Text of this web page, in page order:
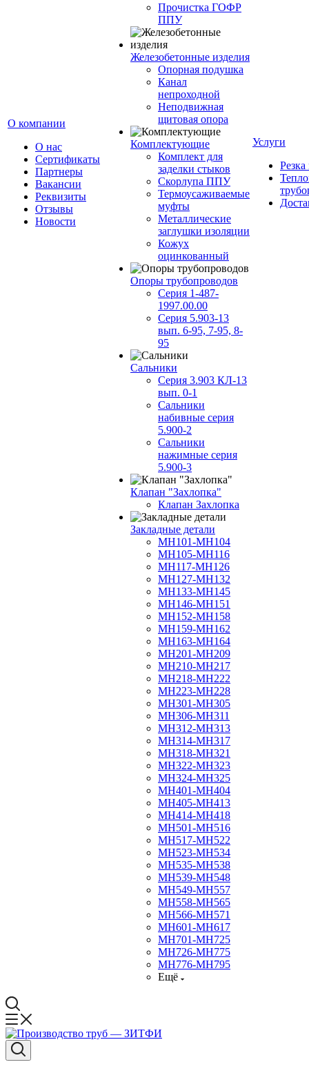
О компании
О нас
Сертификаты
Партнеры
Вакансии
Реквизиты
Отзывы
Новости
Прочистка ГОФР
ППУ
Железобетонные изделия
Опорная подушка
Канал
непроходной
Неподвижная
щитовая опора
Комплектующие
Комплект для
заделки стыков
Скорлупа ППУ
Термоусаживаемые
муфты
Металлические
заглушки изоляции
Кожух
оцинкованный
Опоры трубопроводов
Серия 1-487-
1997.00.00
Серия 5.903-13
вып. 6-95, 7-95, 8-
95
Сальники
Серия 3.903 КЛ-13
вып. 0-1
Сальники
набивные серия
5.900-2
Сальники
нажимные серия
5.900-3
Клапан "Захлопка"
Клапан Захлопка
Закладные детали
МН101-МН104
МН105-МН116
МН117-МН126
МН127-МН132
МН133-МН145
МН146-МН151
МН152-МН158
МН159-МН162
МН163-МН164
МН201-МН209
МН210-МН217
МН218-МН222
МН223-МН228
МН301-МН305
МН306-МН311
МН312-МН313
МН314-МН317
МН318-МН321
МН322-МН323
МН324-МН325
МН401-МН404
МН405-МН413
МН414-МН418
МН501-МН516
МН517-МН522
МН523-МН534
МН535-МН538
МН539-МН548
МН549-МН557
МН558-МН565
МН566-МН571
МН601-МН617
МН701-МН725
МН726-МН775
МН776-МН795
Ещё
Услуги
Резка